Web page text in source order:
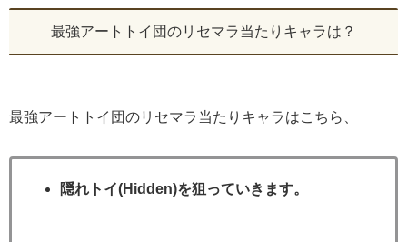
最強アートトイ団のリセマラ当たりキャラは？
最強アートトイ団のリセマラ当たりキャラはこちら、
隠れトイ(Hidden)を狙っていきます。